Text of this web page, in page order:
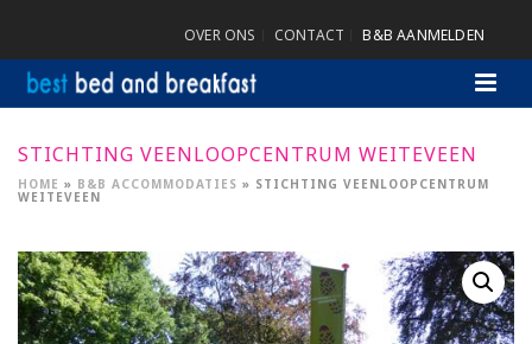
OVER ONS CONTACT B&B AANMELDEN
STICHTING VEENLOOPCENTRUM WEITEVEEN
HOME » B&B ACCOMMODATIES » STICHTING VEENLOOPCENTRUM
WEITEVEEN